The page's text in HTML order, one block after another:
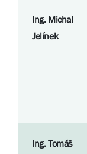
Ing. Michal
Jelínek
Ing. Tomáš